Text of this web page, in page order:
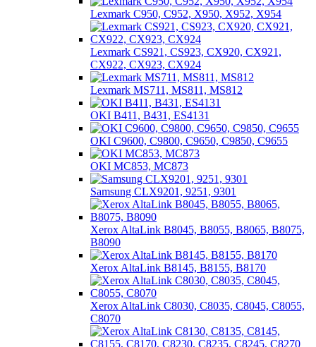
Lexmark C950, C952, X950, X952, X954
Lexmark CS921, CS923, CX920, CX921,
CX922, CX923, CX924
Lexmark MS711, MS811, MS812
OKI B411, B431, ES4131
OKI C9600, C9800, C9650, C9850, C9655
OKI MC853, MC873
Samsung CLX9201, 9251, 9301
Xerox AltaLink B8045, B8055, B8065, B8075,
B8090
Xerox AltaLink B8145, B8155, B8170
Xerox AltaLink C8030, C8035, C8045, C8055,
C8070